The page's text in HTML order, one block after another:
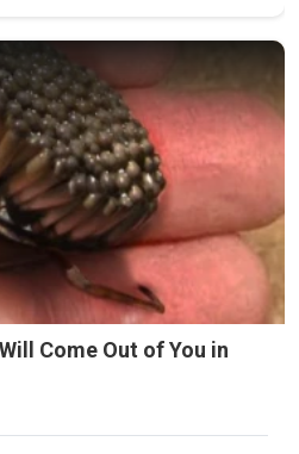
Come Out of You in